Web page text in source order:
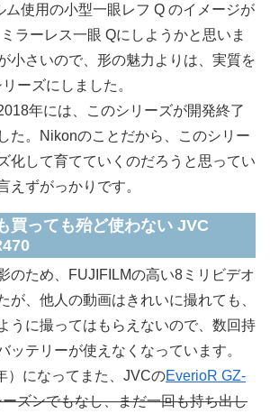
使用の小型一眼レフ Q のイメージが
ラーレス一眼 Qにしようかと思いま
小さいので、形の魅力よりは、実質を
ーズにしました。
年には、このシリーズが開発終了
た。Nikonのことだから、このシリー
化して育てていくのだろうと思ってい
えずがっかりです。
買っても殆ど使わない JVC
のため、FUJIFILMの高い8ミリビデオ
が、他人の動画はきれいに撮れても、
うに撮ってはもらえないので、数回持
ッテリーが使えなくなっています。
になってまた、JVCのEverioR GZ-
ーズンでもなし、まだ一回も持ち出し